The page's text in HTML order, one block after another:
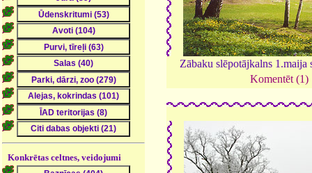
Konkrētas celtnes, veidojumi
Zābaku slēpotājkalns 1.maija
Komentēt (1)